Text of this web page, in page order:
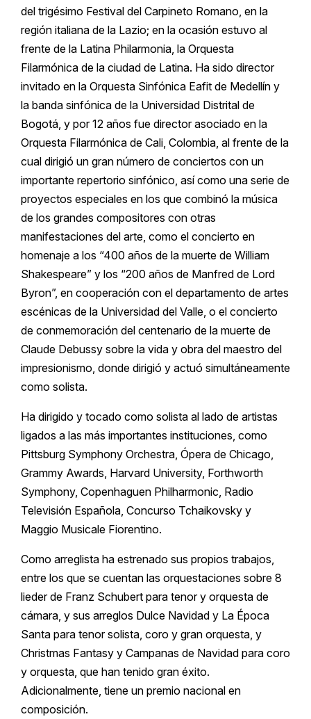
del trigésimo Festival del Carpineto Romano, en la
región italiana de la Lazio; en la ocasión estuvo al
frente de la Latina Philarmonia, la Orquesta
Filarmónica de la ciudad de Latina. Ha sido director
invitado en la Orquesta Sinfónica Eafit de Medellín y
la banda sinfónica de la Universidad Distrital de
Bogotá, y por 12 años fue director asociado en la
Orquesta Filarmónica de Cali, Colombia, al frente de la
cual dirigió un gran número de conciertos con un
importante repertorio sinfónico, así como una serie de
proyectos especiales en los que combinó la música
de los grandes compositores con otras
manifestaciones del arte, como el concierto en
homenaje a los “400 años de la muerte de William
Shakespeare” y los “200 años de Manfred de Lord
Byron”, en cooperación con el departamento de artes
escénicas de la Universidad del Valle, o el concierto
de conmemoración del centenario de la muerte de
Claude Debussy sobre la vida y obra del maestro del
impresionismo, donde dirigió y actuó simultáneamente
como solista.
Ha dirigido y tocado como solista al lado de artistas
ligados a las más importantes instituciones, como
Pittsburg Symphony Orchestra, Ópera de Chicago,
Grammy Awards, Harvard University, Forthworth
Symphony, Copenhaguen Philharmonic, Radio
Televisión Española, Concurso Tchaikovsky y
Maggio Musicale Fiorentino.
Como arreglista ha estrenado sus propios trabajos,
entre los que se cuentan las orquestaciones sobre 8
lieder de Franz Schubert para tenor y orquesta de
cámara, y sus arreglos Dulce Navidad y La Época
Santa para tenor solista, coro y gran orquesta, y
Christmas Fantasy y Campanas de Navidad para coro
y orquesta, que han tenido gran éxito.
Adicionalmente, tiene un premio nacional en
composición.